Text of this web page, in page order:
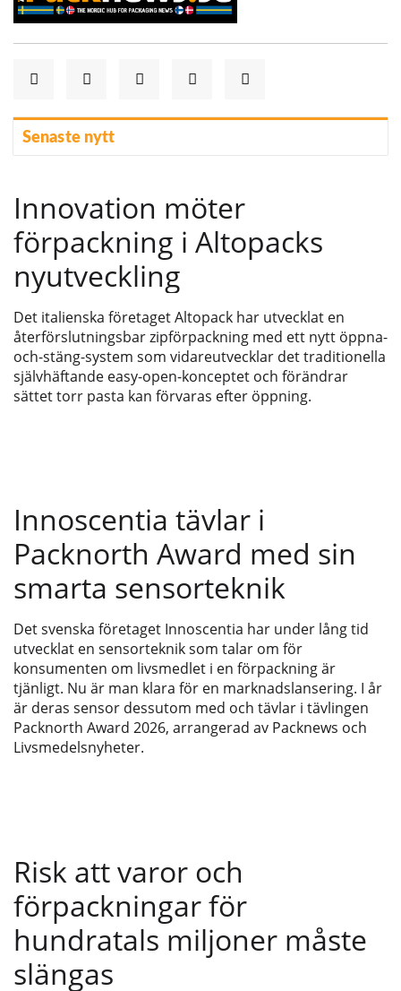
Senaste nytt
Innovation möter
förpackning i Altopacks
nyutveckling
Det italienska företaget Altopack har utvecklat en
återförslutningsbar zipförpackning med ett nytt öppna-
och-stäng-system som vidareutvecklar det traditionella
självhäftande easy-open-konceptet och förändrar
sättet torr pasta kan förvaras efter öppning.
Innoscentia tävlar i
Packnorth Award med sin
smarta sensorteknik
Det svenska företaget Innoscentia har under lång tid
utvecklat en sensorteknik som talar om för
konsumenten om livsmedlet i en förpackning är
tjänligt. Nu är man klara för en marknadslansering. I år
är deras sensor dessutom med och tävlar i tävlingen
Packnorth Award 2026, arrangerad av Packnews och
Livsmedelsnyheter.
Risk att varor och
förpackningar för
hundratals miljoner måste
slängas